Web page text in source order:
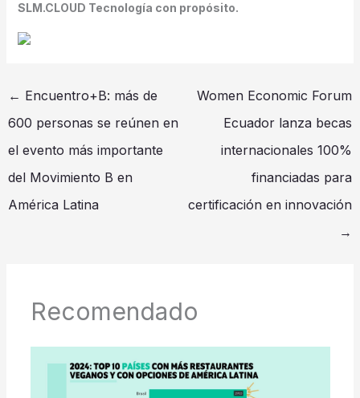
SLM.CLOUD Tecnología con propósito.
← Encuentro+B: más de
600 personas se reúnen en
el evento más importante
del Movimiento B en
América Latina
Women Economic Forum
Ecuador lanza becas
internacionales 100%
financiadas para
certificación en innovación
→
Recomendado